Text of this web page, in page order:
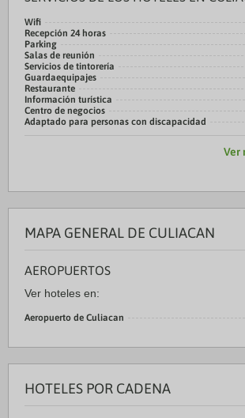
Wifi
Recepción 24 horas
Parking
Salas de reunión
Servicios de tintorería
Guardaequipajes
Restaurante
Información turística
Centro de negocios
Adaptado para personas con discapacidad
Ver
MAPA GENERAL DE CULIACAN
AEROPUERTOS
Ver hoteles en:
Aeropuerto de Culiacan
HOTELES POR CADENA